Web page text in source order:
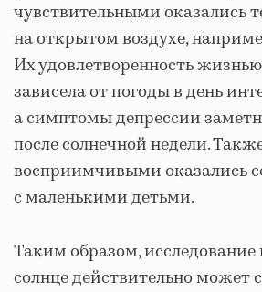
чувствительными оказались
на открытом воздухе,
Их удовлетворенность
зависела от погоды в день
а симптомы депрессии
после солнечной недели.
восприимчивыми оказались
с маленькими детьми.
Таким образом,
солнце действительно может